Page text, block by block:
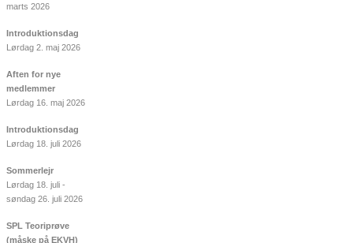
marts 2026
Introduktionsdag
Lørdag 2. maj 2026
Aften for nye
medlemmer
Lørdag 16. maj 2026
Introduktionsdag
Lørdag 18. juli 2026
Sommerlejr
Lørdag 18. juli -
søndag 26. juli 2026
SPL Teoriprøve
(måske på EKVH)